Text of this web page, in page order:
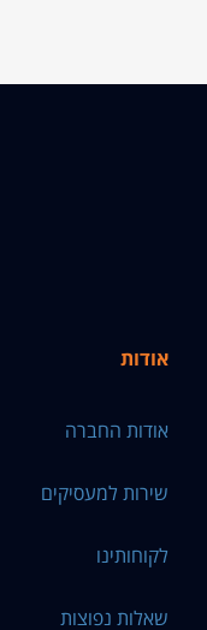
אודות
אודות החברה
שירות למעסיקים
לקוחותינו
שאלות נפוצות